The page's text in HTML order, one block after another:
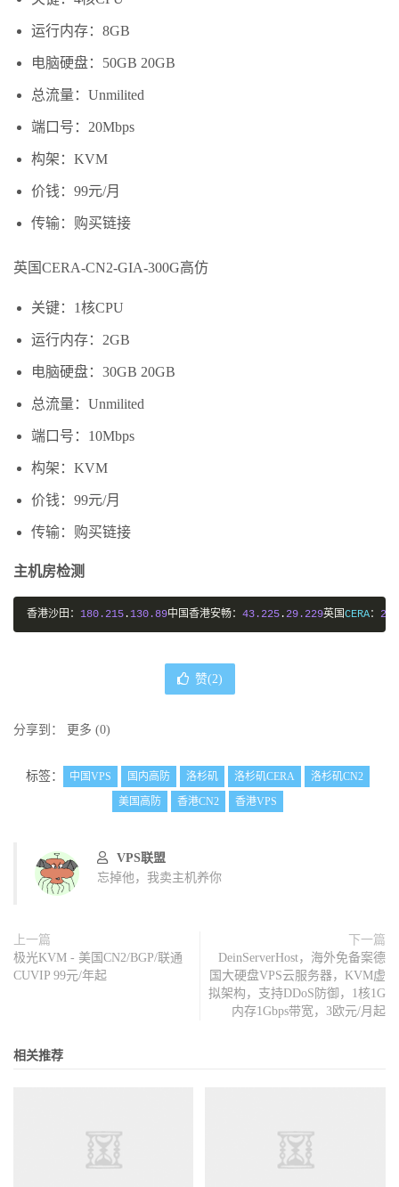
运行内存：8GB
电脑硬盘：50GB 20GB
总流量：Unmilited
端口号：20Mbps
构架：KVM
价钱：99元/月
传输：购买链接
英国CERA-CN2-GIA-300G高仿
关键：1核CPU
运行内存：2GB
电脑硬盘：30GB 20GB
总流量：Unmilited
端口号：10Mbps
构架：KVM
价钱：99元/月
传输：购买链接
主机房检测
香港沙田： 180.215 . 130.89中国香港安畅： 43.225 .29.229英国CERA：
赞(2)
分享到： 更多 (0)
标签： 中国VPS 国内高防 洛杉矶 洛杉矶CERA
洛杉矶CN2
美国高防
香港CN2 香港VPS
VPS联盟
忘掉他，我卖主机养你
上一篇
极光KVM - 美国CN2/BGP/联通
CUVIP 99元/年起
下一篇
DeinServerHost，海外免备案德
国大硬盘VPS云服务器，KVM虚
拟架构，支持DDoS防御，1核1G
内存1Gbps带宽，3欧元/月起
相关推荐